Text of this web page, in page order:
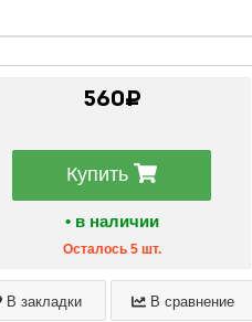
560₽
Купить
• в наличии
Осталось 5 шт.
В закладки В сравнение